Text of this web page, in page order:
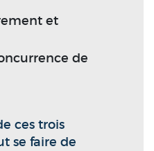
et
de
ces trois
se faire de